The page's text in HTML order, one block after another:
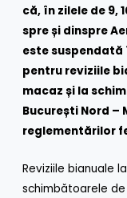
că, în zilele de 9,
spre și dinspre
este suspendată
pentru reviziile
macaz și la
București Nord
reglementărilor
Reviziile bianuale
schimbătoarele